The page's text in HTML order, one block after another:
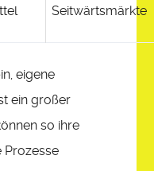
Seitwärtsmärkte
eigene
ein großer
so ihre
Prozesse